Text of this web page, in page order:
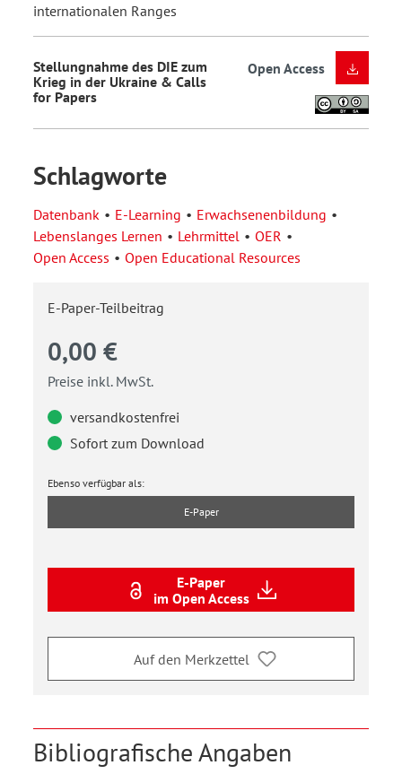
internationalen Ranges
Stellungnahme des DIE zum
Krieg in der Ukraine & Calls
for Papers
Open Access
Schlagworte
Datenbank E-Learning
Erwachsenenbildung
Lebenslanges Lernen
Lehrmittel
OER
Open Access
Open Educational Resources
E-Paper-Teilbeitrag
0,00 €
Preise inkl. MwSt.
versandkostenfrei
Sofort zum Download
Ebenso verfügbar als:
E-Paper
E-Paper
im Open Access
Auf den Merkzettel
Bibliografische Angaben